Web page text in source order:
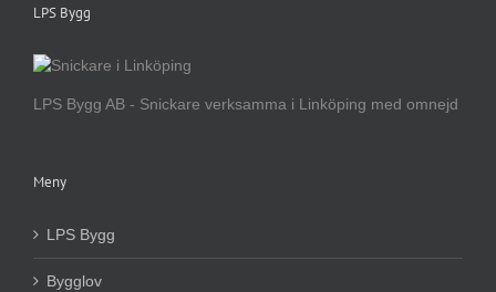
LPS Bygg
LPS Bygg AB - Snickare verksamma i Linköping med omnejd
Meny
LPS Bygg
Bygglov